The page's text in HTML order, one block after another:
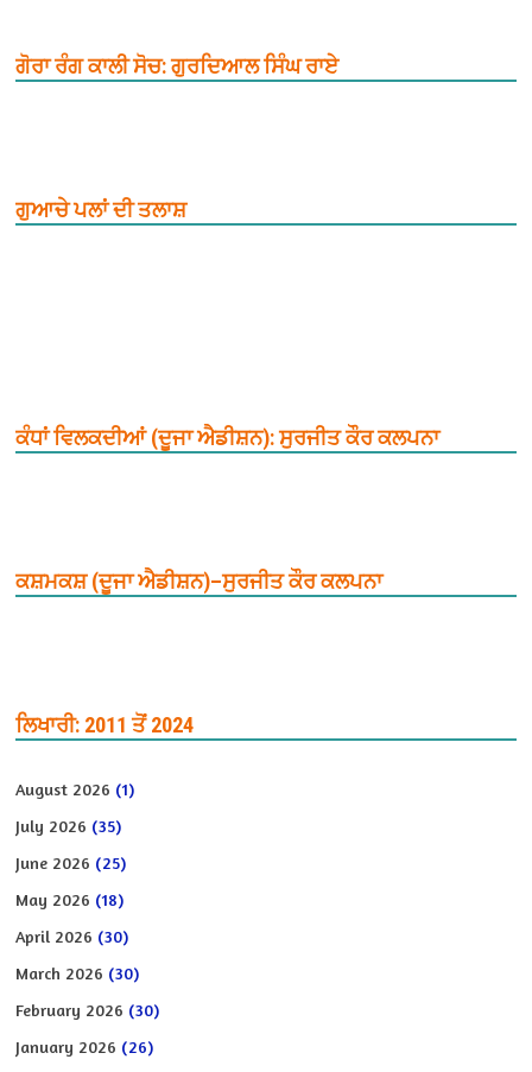
ਗੋਰਾ ਰੰਗ ਕਾਲੀ ਸੋਚ: ਗੁਰਦਿਆਲ ਸਿੰਘ ਰਾਏ
ਗੁਆਚੇ ਪਲਾਂ ਦੀ ਤਲਾਸ਼
ਕੰਧਾਂ ਵਿਲਕਦੀਆਂ (ਦੂਜਾ ਐਡੀਸ਼ਨ): ਸੁਰਜੀਤ ਕੌਰ ਕਲਪਨਾ
ਕਸ਼ਮਕਸ਼ (ਦੂਜਾ ਐਡੀਸ਼ਨ)–ਸੁਰਜੀਤ ਕੌਰ ਕਲਪਨਾ
ਲਿਖਾਰੀ: 2011 ਤੋਂ 2024
August 2026 (1)
July 2026 (35)
June 2026 (25)
May 2026 (18)
April 2026 (30)
March 2026 (30)
February 2026 (30)
January 2026 (26)